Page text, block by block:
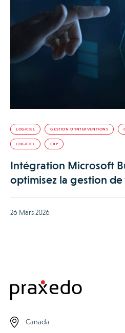
LOGICIEL GESTION D’INTERVENTIONS
LOGICIEL ERP
Intégration Microsoft
optimisez la gestion de
26 Mars 2026
Canada